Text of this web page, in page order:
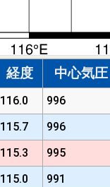
経度 中心気
116.0
996
115.7
996
115.3
995
115.0
991